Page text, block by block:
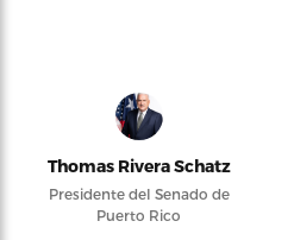
Thomas Rivera Schatz
Presidente del Senado de
Puerto Rico